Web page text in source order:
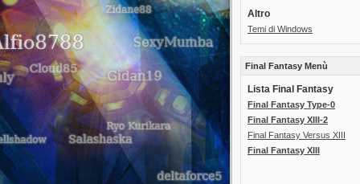
Altro
Temi di Windows
Final Fantasy Menù
Lista Final Fantasy
Final Fantasy Type-0
Final Fantasy XIII-2
Final Fantasy Versus XIII
Final Fantasy XIII